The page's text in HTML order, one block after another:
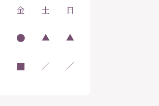
金 土 日
● ▲ ▲
■ ／ ／